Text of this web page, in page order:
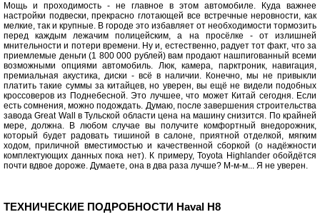
Мощь и проходимость - не главное в этом автомобиле. Куда важнее
настройки подвески, прекрасно глотающей все встречные неровности, как
мелкие, так и крупные. В городе это избавляет от необходимости тормозить
перед каждым лежачим полицейским, а на просёлке - от излишней
мнительности и потери времени. Ну и, естественно, радует тот факт, что за
приемлемые деньги (1 800 000 рублей) вам продают нашпигованный всеми
возможными опциями автомобиль. Люк, камера, парктроник, навигация,
премиальная акустика, диски - всё в наличии. Конечно, мы не привыкли
платить такие суммы за китайцев, но уверен, вы ещё не видели подобных
кроссоверов из Поднебесной. Это лучшее, что может Китай сегодня. Если
есть сомнения, можно подождать. Думаю, после завершения строительства
завода Great Wall в Тульской области цена на машину снизится. По крайней
мере, должна. В любом случае вы получите комфортный внедорожник,
который будет радовать тишиной в салоне, приятной отделкой, мягким
ходом, приличной вместимостью и качественной сборкой (о надёжности
комплектующих данных пока нет). К примеру, Toyota Highlander обойдётся
почти вдвое дороже. Думаете, она в два раза лучше? М-м-м... Я не уверен.
ТЕХНИЧЕСКИЕ ПОДРОБНОСТИ Haval H8